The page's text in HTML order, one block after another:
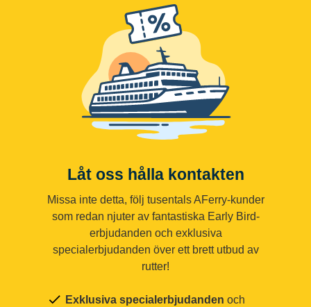
Låt oss hålla kontakten
Missa inte detta, följ tusentals AFerry-kunder
som redan njuter av fantastiska Early Bird-
erbjudanden och exklusiva
specialerbjudanden över ett brett utbud av
rutter!
Exklusiva specialerbjudanden och